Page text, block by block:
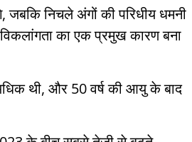
जबकि निचले अंगों की परिधीय धमनी
का एक प्रमुख कारण बना
थी, और 50 वर्ष की आयु के बाद